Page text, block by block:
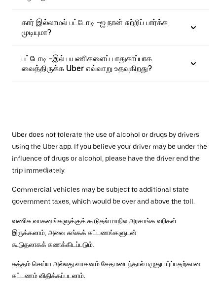
கார் இல்லாமல் பட்டோடி -ஐ நான் சுற்றிப் பார்க்க
முடியுமா?
பட்டோடி -இல் பயணிகளைப் பாதுகாப்பாக
வைத்திருக்க Uber எவ்வாறு உதவுகிறது?
Uber does not tolerate the use of alcohol or drugs by drivers
using the Uber app. If you believe your driver may be under the
influence of drugs or alcohol, please have the driver end the
trip immediately.
Commercial vehicles may be subject to additional state
government taxes, which would be over and above the toll.
வணிக வாகனங்களுக்குக் கூடுதல் மாநில அரசாங்க வரிகள்
இருக்கலாம், அவை சுங்கக் கட்டணங்களுடன்
கூடுதலாகக் கணக்கிடப்படும்.
சுத்தம் செய்ய அல்லது வாகனம் சேதமடைந்தால் பழுதுபார்ப்பதற்கான
கட்டணம் விதிக்கப்படலாம்.